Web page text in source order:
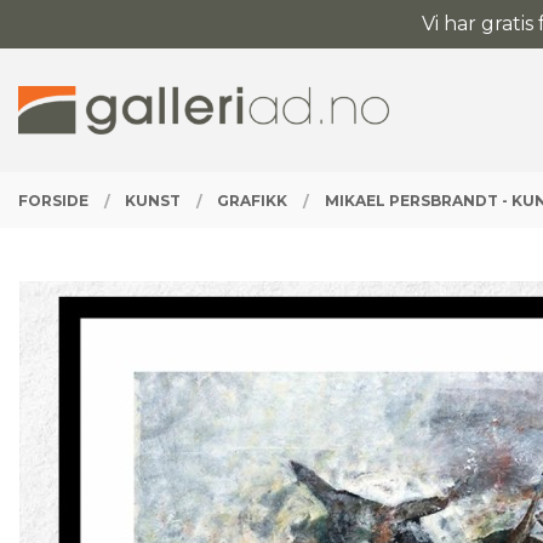
til
Vi har
PRODUKTER
FORSIDE KUNST GRAFIKK MIKAEL PERSBRANDT -